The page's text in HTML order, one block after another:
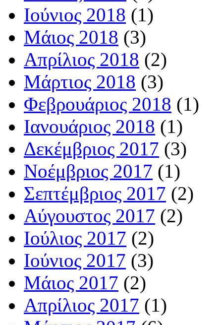
Ιούνιος 2018 (1)
Μάιος 2018 (3)
Απρίλιος 2018 (2)
Μάρτιος 2018 (3)
Φεβρουάριος 2018 (1)
Ιανουάριος 2018 (1)
Δεκέμβριος 2017 (3)
Νοέμβριος 2017 (1)
Σεπτέμβριος 2017 (2)
Αύγουστος 2017 (2)
Ιούλιος 2017 (2)
Ιούνιος 2017 (3)
Μάιος 2017 (2)
Απρίλιος 2017 (1)